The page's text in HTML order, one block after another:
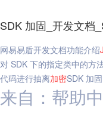
SDK 加固_开发文档
网易易盾开发文档功能介绍
对 SDK 下的指定类中的方
代码进行抽离加密SDK 加
来自：帮助